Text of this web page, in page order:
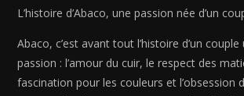
x
x
80
cm)
L’histoire d’Abaco, une passion née d’un
Abaco, c’est avant tout l’histoire d’un
passion : l’amour du cuir, le respect des
fascination pour les couleurs et l’obsession